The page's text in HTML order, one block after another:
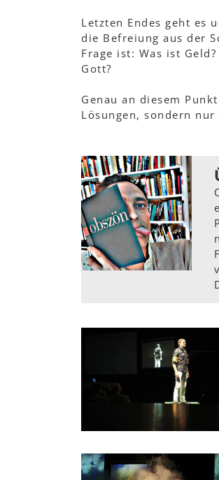
Letzten Endes geht es
die Befreiung aus der
Frage ist: Was ist
Gott?
Genau an diesem
Lösungen, sondern